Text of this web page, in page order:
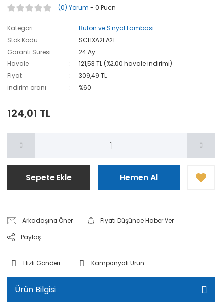
(0) Yorum - 0 Puan
Kategori
Buton ve Sinyal Lambası
Stok Kodu
SCHXA2EA21
Garanti Süresi
24 Ay
Havale
121,53 TL (%2,00 havale indirimi)
Fiyat
309,49 TL
İndirim oranı
%60
124,01 TL
Sepete Ekle Hemen Al
Arkadaşına Öner
Fiyatı Düşünce Haber Ver
Paylaş
Hızlı Gönderi Kampanyalı Ürün
Ürün Bilgisi